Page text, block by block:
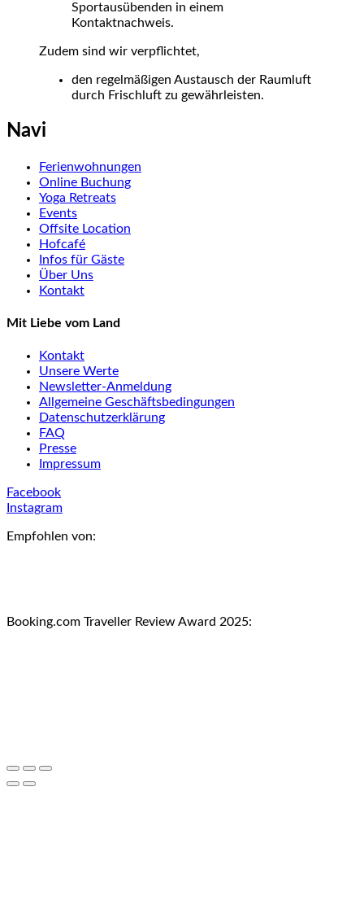
Sportausübenden in einem
Kontaktnachweis.
Zudem sind wir verpflichtet,
den regelmäßigen Austausch der Raumluft
durch Frischluft zu gewährleisten.
Navi
Ferienwohnungen
Online Buchung
Yoga Retreats
Events
Offsite Location
Hofcafé
Infos für Gäste
Über Uns
Kontakt
Mit Liebe vom Land
Kontakt
Unsere Werte
Newsletter-Anmeldung
Allgemeine Geschäftsbedingungen
Datenschutzerklärung
FAQ
Presse
Impressum
Facebook
Instagram
Empfohlen von:
Booking.com Traveller Review Award 2025: